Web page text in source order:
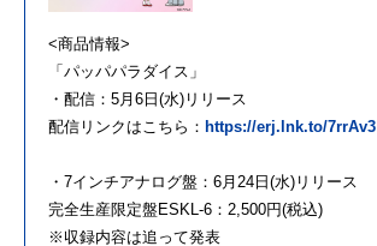
<商品情報>
「パッパパラダイス」
・配信：5月6日(水)リリース
配信リンクはこちら： https://erj.lnk.to/7rrAv3
・7インチアナログ盤：6月24日(水)リリース
完全生産限定盤ESKL-6：2,500円(税込)
※収録内容は追って発表